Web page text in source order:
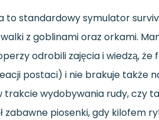
to standardowy symulator
z goblinami oraz orkami.
odrobili zajęcia i wiedzą,
postaci) i nie brakuje także
trakcie wydobywania rudy, czy
zabawne piosenki, gdy kilofem